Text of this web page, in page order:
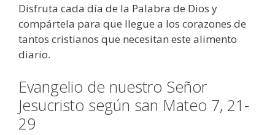
Disfruta cada día de la Palabra de Dios y
compártela para que llegue a los corazones de
tantos cristianos que necesitan este alimento
diario.
Evangelio de nuestro Señor
Jesucristo según san Mateo 7, 21-
29